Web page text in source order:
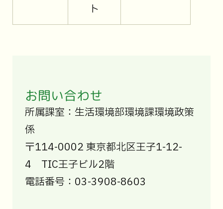
ト
お問い合わせ
所属課室：生活環境部環境課環境政策
係
〒114-0002 東京都北区王子1-12-
4 TIC王子ビル2階
電話番号：03-3908-8603